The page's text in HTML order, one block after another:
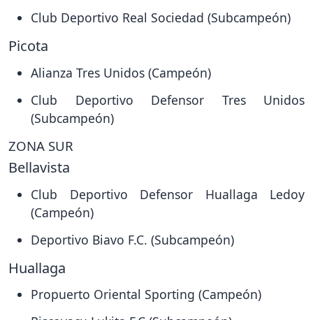
Club Deportivo Real Sociedad (Subcampeón)
Picota
Alianza Tres Unidos (Campeón)
Club Deportivo Defensor Tres Unidos
(Subcampeón)
ZONA SUR
Bellavista
Club Deportivo Defensor Huallaga Ledoy
(Campeón)
Deportivo Biavo F.C. (Subcampeón)
Huallaga
Propuerto Oriental Sporting (Campeón)